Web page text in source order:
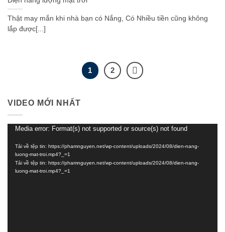
Thật may mắn khi nhà bạn có Nắng, Có Nhiều tiền cũng không
lắp được[...]
1 2
VIDEO MỚI NHẤT
Trình
chơi
Video
Media error: Format(s) not supported or source(s) not found
Tải về tệp tin: https://phamnguyen.net/wp-content/uploads/2024/08/dien-nang-
luong-mat-troi.mp4?_=1
Tải về tệp tin: https://phamnguyen.net/wp-content/uploads/2024/08/dien-nang-
luong-mat-troi.mp4?_=1